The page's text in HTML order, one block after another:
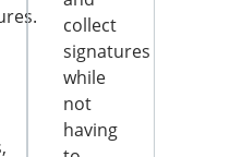
collect
signatures
while
not
having